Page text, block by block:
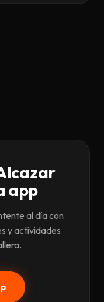
app
al día con
y actividades